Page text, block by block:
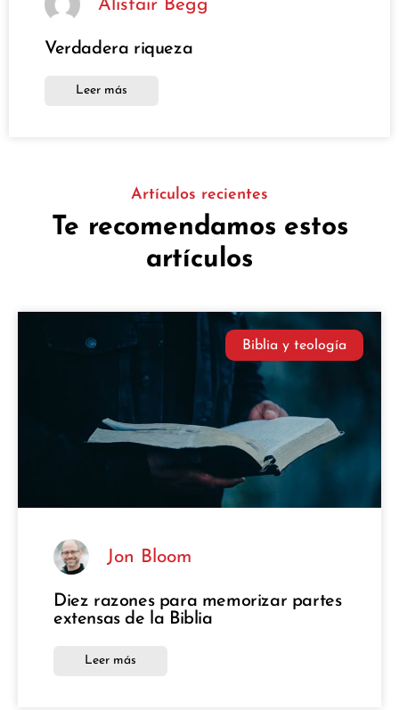
Alistair Begg
Verdadera riqueza
Leer más
Artículos recientes
Te recomendamos estos
artículos
Biblia y teología
Jon Bloom
Diez razones para memorizar partes
extensas de la Biblia
Leer más